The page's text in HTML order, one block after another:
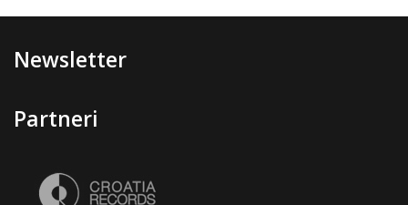
Newsletter
Partneri